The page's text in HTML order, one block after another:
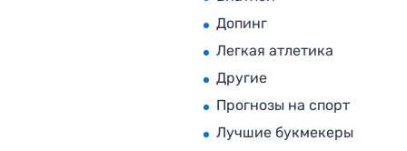
Допинг
Легкая атлетика
Другие
Прогнозы на спорт
Лучшие букмекеры